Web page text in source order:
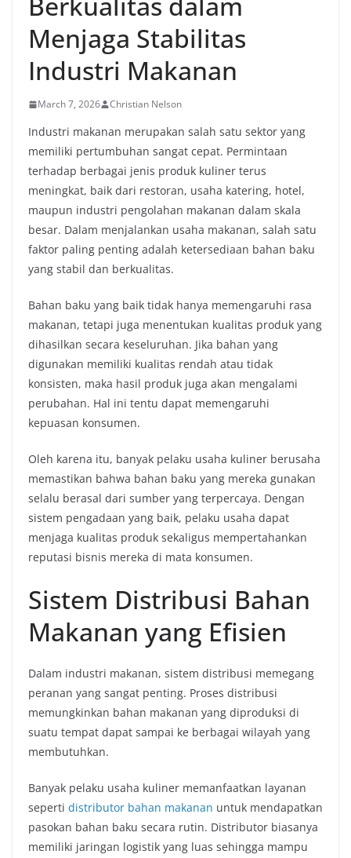
Menjaga Stabilitas
Industri Makanan
March 7, 2026 Christian Nelson
Industri makanan merupakan salah satu sektor yang
memiliki pertumbuhan sangat cepat. Permintaan
terhadap berbagai jenis produk kuliner terus
meningkat, baik dari restoran, usaha katering, hotel,
maupun industri pengolahan makanan dalam skala
besar. Dalam menjalankan usaha makanan, salah satu
faktor paling penting adalah ketersediaan bahan baku
yang stabil dan berkualitas.
Bahan baku yang baik tidak hanya memengaruhi rasa
makanan, tetapi juga menentukan kualitas produk yang
dihasilkan secara keseluruhan. Jika bahan yang
digunakan memiliki kualitas rendah atau tidak
konsisten, maka hasil produk juga akan mengalami
perubahan. Hal ini tentu dapat memengaruhi
kepuasan konsumen.
Oleh karena itu, banyak pelaku usaha kuliner berusaha
memastikan bahwa bahan baku yang mereka gunakan
selalu berasal dari sumber yang terpercaya. Dengan
sistem pengadaan yang baik, pelaku usaha dapat
menjaga kualitas produk sekaligus mempertahankan
reputasi bisnis mereka di mata konsumen.
Sistem Distribusi Bahan
Makanan yang Efisien
Dalam industri makanan, sistem distribusi memegang
peranan yang sangat penting. Proses distribusi
memungkinkan bahan makanan yang diproduksi di
suatu tempat dapat sampai ke berbagai wilayah yang
membutuhkan.
Banyak pelaku usaha kuliner memanfaatkan layanan
seperti distributor bahan makanan untuk mendapatkan
pasokan bahan baku secara rutin. Distributor biasanya
memiliki jaringan logistik yang luas sehingga mampu